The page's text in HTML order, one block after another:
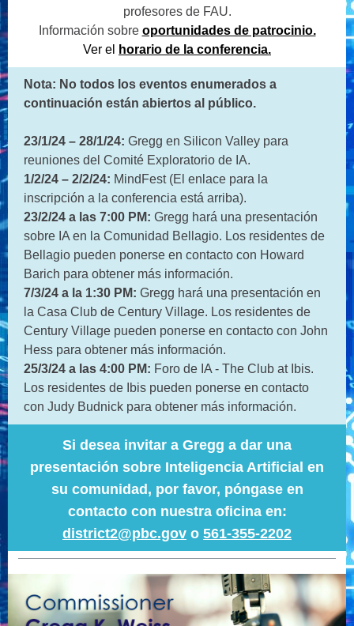
profesores de FAU.
Información sobre oportunidades de patrocinio.
Ver el
horario de la conferencia.
Nota: No todos los eventos enumerados a
continuación están abiertos al público.
23/1/24 – 28/1/24: Gregg en Silicon Valley para
reuniones del Comité Exploratorio de IA.
1/2/24 – 2/2/24: MindFest (El enlace para la
inscripción a la conferencia está arriba).
23/2/24 a las 7:00 PM: Gregg hará una presentación
sobre IA en la Comunidad Bellagio. Los residentes de
Bellagio pueden ponerse en contacto con Howard
Barich para obtener más información.
7/3/24 a la 1:30 PM: Gregg hará una presentación en
la Casa Club de Century Village. Los residentes de
Century Village pueden ponerse en contacto con John
Hess para obtener más información.
25/3/24 a las 4:00 PM: Foro de IA - The Club at Ibis.
Los residentes de Ibis pueden ponerse en contacto
con Judy Budnick para obtener más información.
Si desea invitar a Gregg a dar una
presentación sobre Inteligencia Artificial en
su comunidad, por favor, póngase en
contacto con nuestra oficina en:
district2@pbc.gov o 561-355-2202